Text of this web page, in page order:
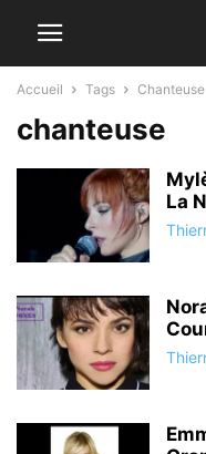
Accueil Tags Chanteuse
chanteuse
La